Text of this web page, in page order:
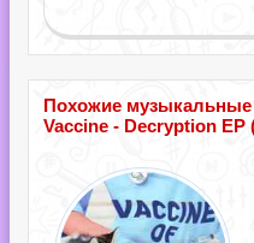
Похожие музыкальные
Vaccine - Decryption EP